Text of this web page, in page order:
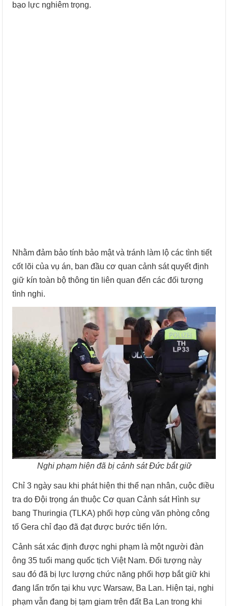
bạo lực nghiêm trọng.
Nhằm đảm bảo tính bảo mật và tránh làm lộ các tình tiết
cốt lõi của vụ án, ban đầu cơ quan cảnh sát quyết định
giữ kín toàn bộ thông tin liên quan đến các đối tượng
tình nghi.
Nghi phạm hiện đã bị cảnh sát Đức bắt giữ
Chỉ 3 ngày sau khi phát hiện thi thể nạn nhân, cuộc điều
tra do Đội trọng án thuộc Cơ quan Cảnh sát Hình sự
bang Thuringia (TLKA) phối hợp cùng văn phòng công
tố Gera chỉ đạo đã đạt được bước tiến lớn.
Cảnh sát xác định được nghi phạm là một người đàn
ông 35 tuổi mang quốc tịch Việt Nam. Đối tượng này
sau đó đã bị lực lượng chức năng phối hợp bắt giữ khi
đang lẩn trốn tại khu vực Warsaw, Ba Lan. Hiện tại, nghi
phạm vẫn đang bị tạm giam trên đất Ba Lan trong khi